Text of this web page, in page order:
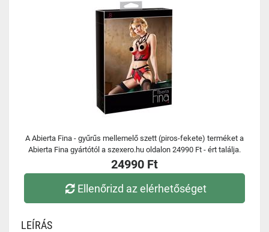
A Abierta Fina - gyűrűs mellemelő szett (piros-fekete) terméket a
Abierta Fina gyártótól a szexero.hu oldalon 24990 Ft - ért találja.
24990 Ft
Ellenőrizd az elérhetőséget
LEÍRÁS